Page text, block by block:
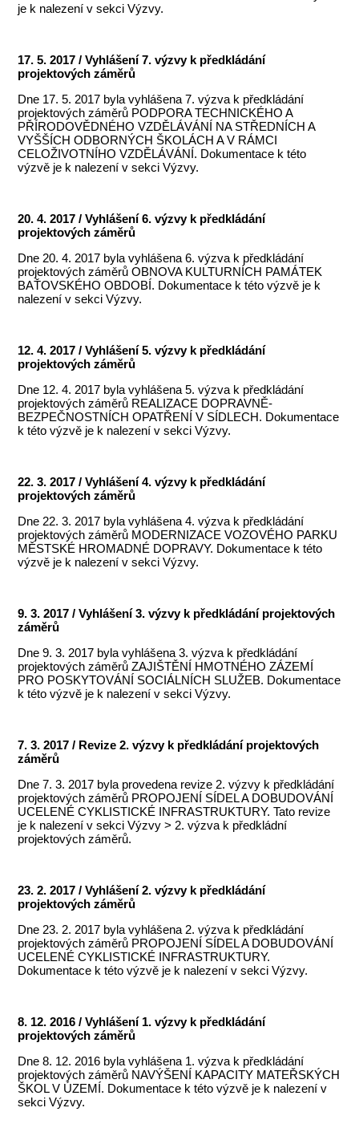
je k nalezení v sekci Výzvy.
17. 5. 2017 / Vyhlášení 7. výzvy k předkládání
projektových záměrů
Dne 17. 5. 2017 byla vyhlášena 7. výzva k předkládání
projektových záměrů PODPORA TECHNICKÉHO A
PŘÍRODOVĚDNÉHO VZDĚLÁVÁNÍ NA STŘEDNÍCH A
VYŠŠÍCH ODBORNÝCH ŠKOLÁCH A V RÁMCI
CELOŽIVOTNÍHO VZDĚLÁVÁNÍ. Dokumentace k této
výzvě je k nalezení v sekci Výzvy.
20. 4. 2017 / Vyhlášení 6. výzvy k předkládání
projektových záměrů
Dne 20. 4. 2017 byla vyhlášena 6. výzva k předkládání
projektových záměrů OBNOVA KULTURNÍCH PAMÁTEK
BAŤOVSKÉHO OBDOBÍ. Dokumentace k této výzvě je k
nalezení v sekci Výzvy.
12. 4. 2017 / Vyhlášení 5. výzvy k předkládání
projektových záměrů
Dne 12. 4. 2017 byla vyhlášena 5. výzva k předkládání
projektových záměrů REALIZACE DOPRAVNĚ-
BEZPEČNOSTNÍCH OPATŘENÍ V SÍDLECH. Dokumentace
k této výzvě je k nalezení v sekci Výzvy.
22. 3. 2017 / Vyhlášení 4. výzvy k předkládání
projektových záměrů
Dne 22. 3. 2017 byla vyhlášena 4. výzva k předkládání
projektových záměrů MODERNIZACE VOZOVÉHO PARKU
MĚSTSKÉ HROMADNÉ DOPRAVY. Dokumentace k této
výzvě je k nalezení v sekci Výzvy.
9. 3. 2017 / Vyhlášení 3. výzvy k předkládání projektových
záměrů
Dne 9. 3. 2017 byla vyhlášena 3. výzva k předkládání
projektových záměrů ZAJIŠTĚNÍ HMOTNÉHO ZÁZEMÍ
PRO POSKYTOVÁNÍ SOCIÁLNÍCH SLUŽEB. Dokumentace
k této výzvě je k nalezení v sekci Výzvy.
7. 3. 2017 / Revize 2. výzvy k předkládání projektových
záměrů
Dne 7. 3. 2017 byla provedena revize 2. výzvy k předkládání
projektových záměrů PROPOJENÍ SÍDEL A DOBUDOVÁNÍ
UCELENÉ CYKLISTICKÉ INFRASTRUKTURY. Tato revize
je k nalezení v sekci Výzvy > 2. výzva k předkládní
projektových záměrů.
23. 2. 2017 / Vyhlášení 2. výzvy k předkládání
projektových záměrů
Dne 23. 2. 2017 byla vyhlášena 2. výzva k předkládání
projektových záměrů PROPOJENÍ SÍDEL A DOBUDOVÁNÍ
UCELENÉ CYKLISTICKÉ INFRASTRUKTURY.
Dokumentace k této výzvě je k nalezení v sekci Výzvy.
8. 12. 2016 / Vyhlášení 1. výzvy k předkládání
projektových záměrů
Dne 8. 12. 2016 byla vyhlášena 1. výzva k předkládání
projektových záměrů NAVÝŠENÍ KAPACITY MATEŘSKÝCH
ŠKOL V ÚZEMÍ. Dokumentace k této výzvě je k nalezení v
sekci Výzvy.